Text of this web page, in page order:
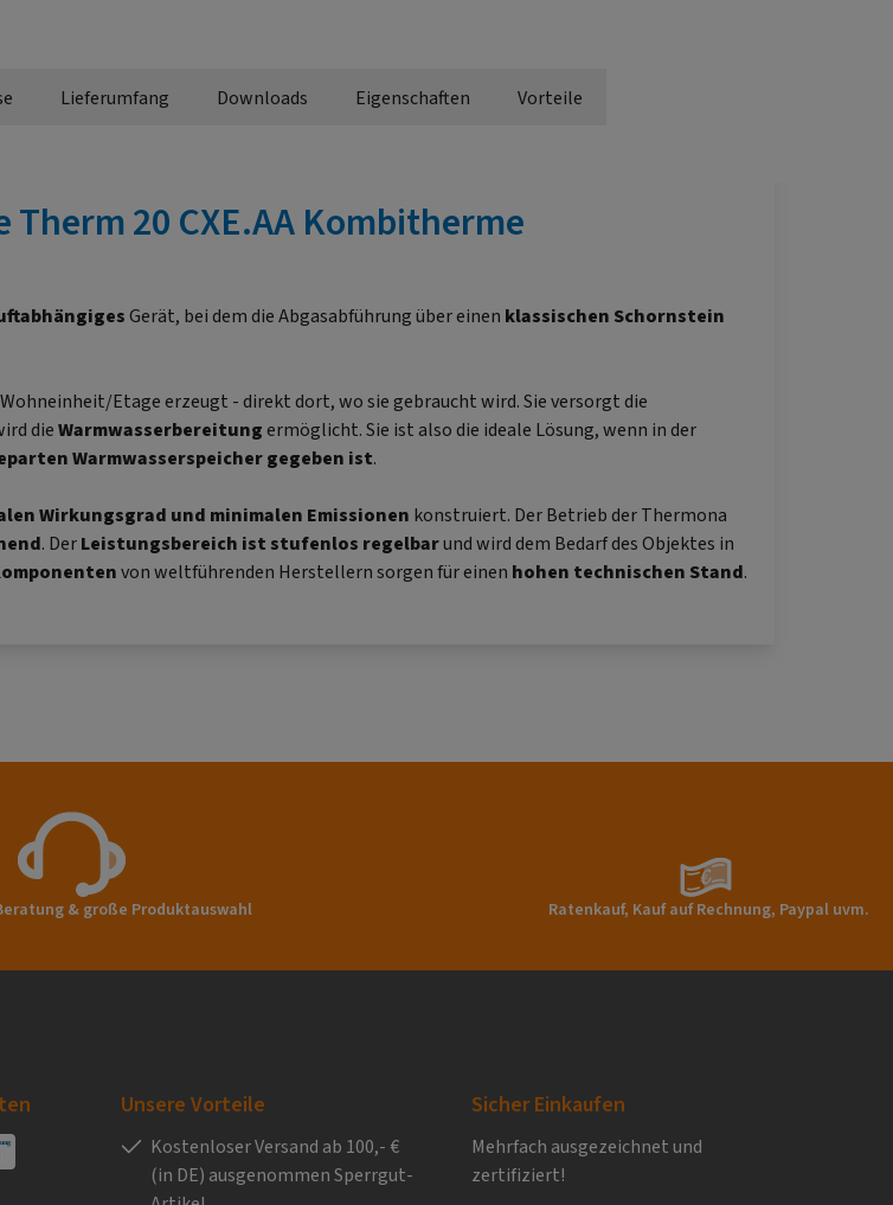
Lieferumfang Downloads Eigenschaften Vorteile
20 CXE.AA Kombitherme
Gerät, bei dem die Abgasabführung über einen klassischen Schornstein
Etage erzeugt - direkt dort, wo sie gebraucht wird. Sie versorgt die
dieWarmwasserbereitungermöglicht. Sie ist also die ideale Lösung, wenn in der
Warmwasserspeicher gegeben ist.
Wirkungsgrad und minimalen Emissionen konstruiert. Der Betrieb der Thermona
. DerLeistungsbereich ist stufenlos regelbarund wird dem Bedarf des Objektes in
von weltführenden Herstellern sorgen für einen hohen technischen Stand.
& große Produktauswahl Ratenkauf, Kauf auf Rechnung, Paypal uvm.
Unsere Vorteile
Kostenloser Versand ab 100,- €
(in DE) ausgenommen Sperrgut-
Sicher Einkaufen
Mehrfach ausgezeichnet und
zertifiziert!